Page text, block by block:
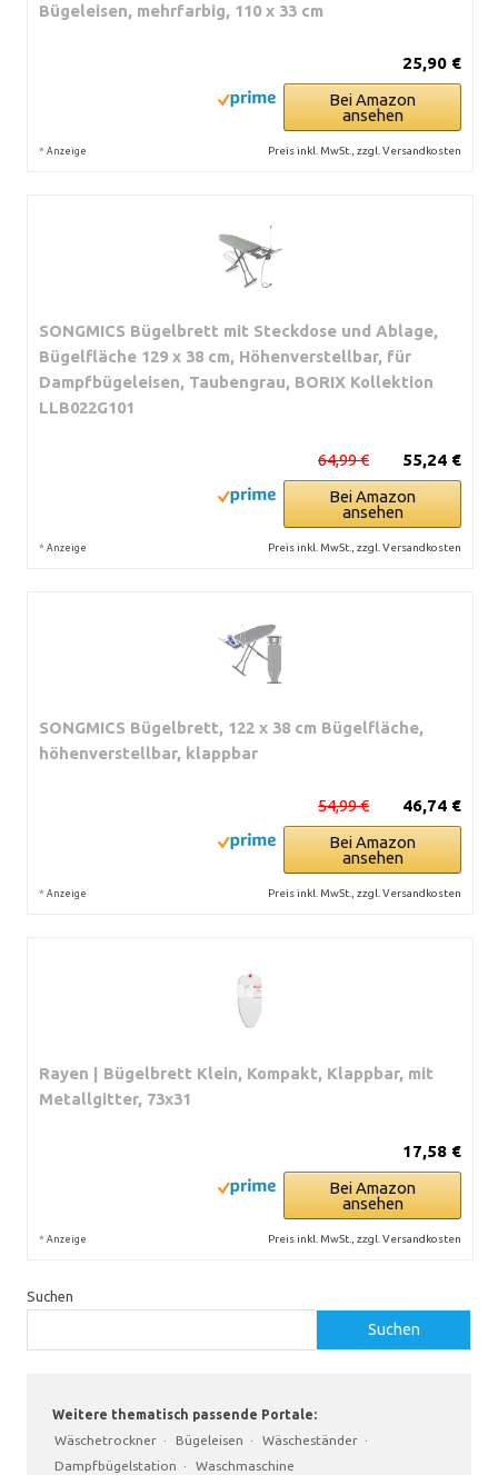
Bügeleisen, mehrfarbig, 110 x 33 cm
25,90 €
Bei Amazon
ansehen
* Anzeige Preis inkl. MwSt., zzgl. Versandkosten
SONGMICS Bügelbrett mit Steckdose und Ablage,
Bügelfläche 129 x 38 cm, Höhenverstellbar, für
Dampfbügeleisen, Taubengrau, BORIX Kollektion
LLB022G101
55,24 €
64,99 €
Bei Amazon
ansehen
* Anzeige Preis inkl. MwSt., zzgl. Versandkosten
SONGMICS Bügelbrett, 122 x 38 cm Bügelfläche,
höhenverstellbar, klappbar
46,74 €
54,99 €
Bei Amazon
ansehen
* Anzeige Preis inkl. MwSt., zzgl. Versandkosten
Rayen | Bügelbrett Klein, Kompakt, Klappbar, mit
Metallgitter, 73x31
17,58 €
Bei Amazon
ansehen
* Anzeige Preis inkl. MwSt., zzgl. Versandkosten
Suchen
Suchen
Weitere thematisch passende Portale:
Wäschetrockner · Bügeleisen · Wäscheständer ·
Dampfbügelstation · Waschmaschine